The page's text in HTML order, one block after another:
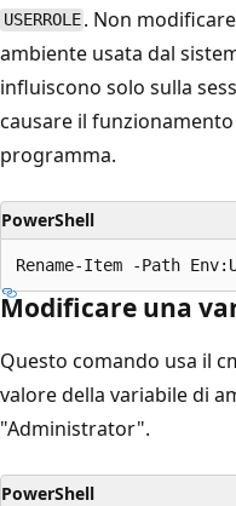
USERROLE . Non
ambiente usata dal
influiscono solo sulla
causare il
programma.
PowerShell
Modificare una
Questo comando usa il
valore della variabile di
"Administrator".
PowerShell